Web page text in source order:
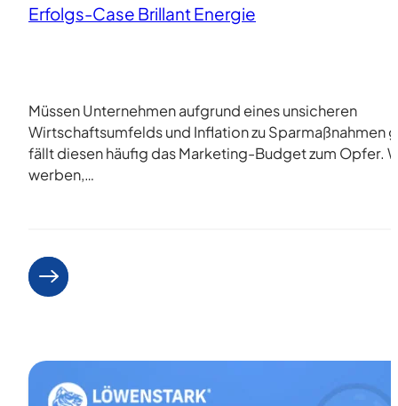
Erfolgs-Case Brillant Energie
Müssen Unternehmen aufgrund eines unsicheren
Wirtschaftsumfelds und Inflation zu Sparmaßnahmen
fällt diesen häufig das Marketing-Budget zum Opfer.
werben,…
Weiterlesen